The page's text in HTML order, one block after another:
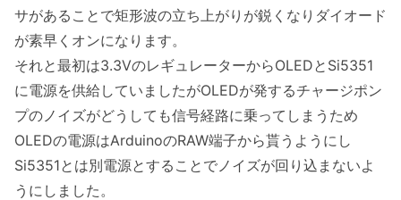
サがあることで矩形波の立ち上がりが鋭くなりダイオード
が素早くオンになります。
それと最初は3.3VのレギュレーターからOLEDとSi5351
に電源を供給していましたがOLEDが発するチャージポン
プのノイズがどうしても信号経路に乗ってしまうため
OLEDの電源はArduinoのRAW端子から貰うようにし
Si5351とは別電源とすることでノイズが回り込まないよ
うにしました。